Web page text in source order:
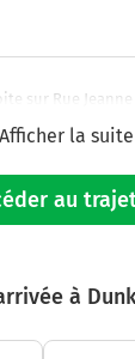
sur Rue
sur Rue
Afficher la suite
au
à